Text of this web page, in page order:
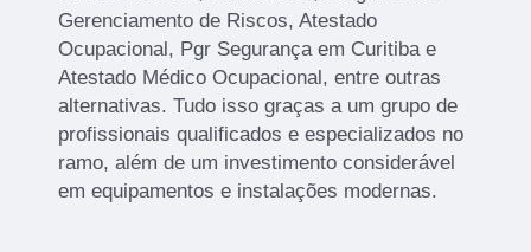
Gerenciamento de Riscos, Atestado
Ocupacional, Pgr Segurança em Curitiba e
Atestado Médico Ocupacional, entre outras
alternativas. Tudo isso graças a um grupo de
profissionais qualificados e especializados no
ramo, além de um investimento considerável
em equipamentos e instalações modernas.